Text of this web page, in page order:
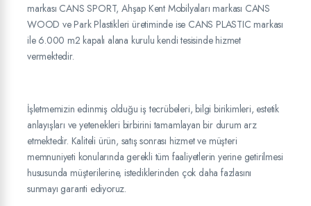
markası CANS SPORT, Ahşap Kent Mobilyaları markası CANS
WOOD ve Park Plastikleri üretiminde ise CANS PLASTIC markası
ile 6.000 m2 kapalı alana kurulu kendi tesisinde hizmet
vermektedir.
İşletmemizin edinmiş olduğu iş tecrübeleri, bilgi birikimleri, estetik
anlayışları ve yetenekleri birbirini tamamlayan bir durum arz
etmektedir. Kaliteli ürün, satış sonrası hizmet ve müşteri
memnuniyeti konularında gerekli tüm faaliyetlerin yerine getirilmesi
hususunda müşterilerine, istediklerinden çok daha fazlasını
sunmayı garanti ediyoruz.